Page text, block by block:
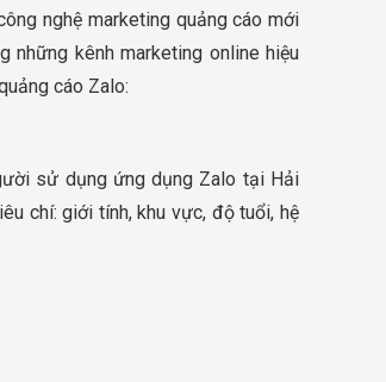
nghệ marketing quảng cáo mới
những kênh marketing online hiệu
cáo Zalo:
sử dụng ứng dụng Zalo tại Hải
chí: giới tính, khu vực, độ tuổi, hệ